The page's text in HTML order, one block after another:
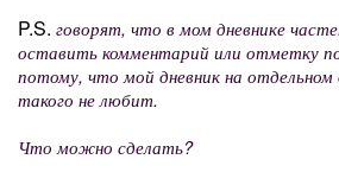
P.S. говорят, что в мом дневнике
оставить комментарий или отметку
потому, что мой дневник на
такого не любит.
Что можно сделать?